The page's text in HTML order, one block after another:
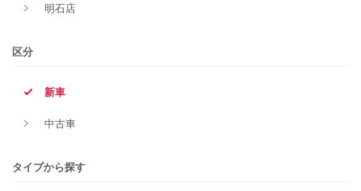
明石店
区分
新車
中古車
タイプから探す
タイプ